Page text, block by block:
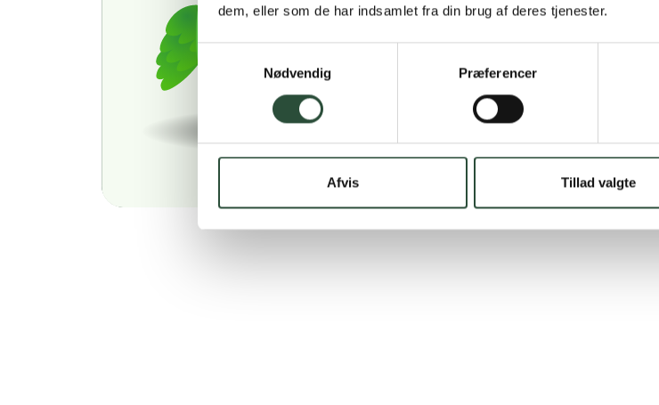
dem, eller som de har indsamlet fra din brug af deres tjenester.
Nødvendig
Præferencer
Afvis Tillad valgte